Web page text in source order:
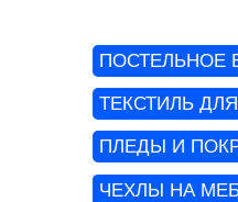
ПОСТЕЛЬНОЕ
ТЕКСТИЛЬ
ПЛЕДЫ И
ЧЕХЛЫ НА